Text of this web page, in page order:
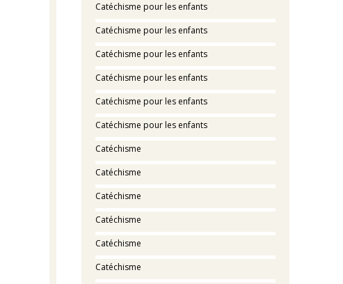
Catéchisme pour les enfants
Catéchisme pour les enfants
Catéchisme pour les enfants
Catéchisme pour les enfants
Catéchisme pour les enfants
Catéchisme pour les enfants
Catéchisme
Catéchisme
Catéchisme
Catéchisme
Catéchisme
Catéchisme